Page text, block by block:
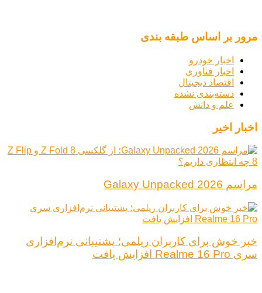
مرور بر اساس طبقه بندی
اخبار خودرو
اخبار فناوری
اقتصاد دیجیتال
دسته‌بندی نشده
علم و دانش
اخبار اخیر
مراسم Galaxy Unpacked 2026
خبر خوش برای کاربران ریلمی؛ پشتیبانی نرم‌افزاری
سری Realme 16 Pro افزایش یافت